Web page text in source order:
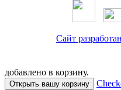
Сайт
добавлено в корзину.
Открыть вашу корзину